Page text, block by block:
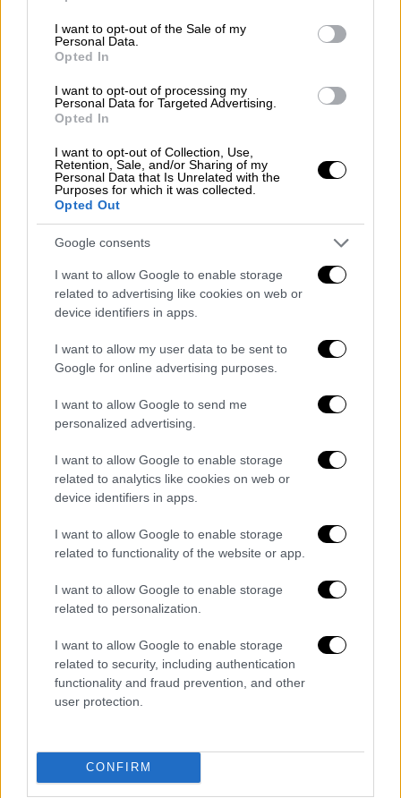
use your data for below specified purposes in below Google
consent section.
I want to opt-out of the Sale of my
Personal Data.
Opted In
I want to opt-out of processing my
Personal Data for Targeted Advertising.
Opted In
I want to opt-out of Collection, Use,
Retention, Sale, and/or Sharing of my
Personal Data that Is Unrelated with the
Purposes for which it was collected.
Opted Out
Google consents
I want to allow Google to enable storage
related to advertising like cookies on web or
device identifiers in apps.
I want to allow my user data to be sent to
Google for online advertising purposes.
I want to allow Google to send me
personalized advertising.
I want to allow Google to enable storage
related to analytics like cookies on web or
device identifiers in apps.
I want to allow Google to enable storage
related to functionality of the website or app.
I want to allow Google to enable storage
related to personalization.
I want to allow Google to enable storage
related to security, including authentication
functionality and fraud prevention, and other
user protection.
CONFIRM
προκαλώντας συναγερμό στις Αρχές.
ΑΛΛΑ #TAGS
Διαδίκτυο
αυτοκτονία
κλιματική αλλαγή
νέοι
οικοσύστημα έφηβοι
POPULAR VIDEOS
Μεσημεριανό δελτίο ειδήσεων
07/08/2026
Φωτιά στο Στεφάνι Κορινθίας – Μήνυμα
112 για ετοιμότητα